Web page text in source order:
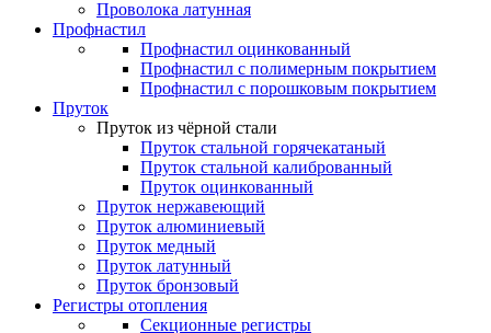
Проволока латунная
Профнастил
Профнастил оцинкованный
Профнастил с полимерным покрытием
Профнастил с порошковым покрытием
Пруток
Пруток из чёрной стали
Пруток стальной горячекатаный
Пруток стальной калиброванный
Пруток оцинкованный
Пруток нержавеющий
Пруток алюминиевый
Пруток медный
Пруток латунный
Пруток бронзовый
Регистры отопления
Секционные регистры